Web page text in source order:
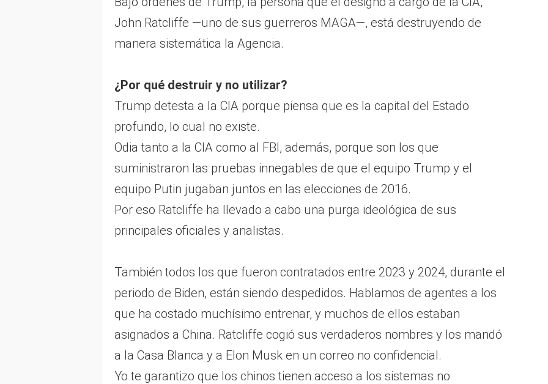
John Ratcliffe —uno de sus guerreros MAGA—, está destruyendo de
manera sistemática la Agencia.
¿Por qué destruir y no utilizar?
Trump detesta a la CIA porque piensa que es la capital del Estado
profundo, lo cual no existe.
Odia tanto a la CIA como al FBI, además, porque son los que
suministraron las pruebas innegables de que el equipo Trump y el
equipo Putin jugaban juntos en las elecciones de 2016.
Por eso Ratcliffe ha llevado a cabo una purga ideológica de sus
principales oficiales y analistas.
También todos los que fueron contratados entre 2023 y 2024, durante el
periodo de Biden, están siendo despedidos. Hablamos de agentes a los
que ha costado muchísimo entrenar, y muchos de ellos estaban
asignados a China. Ratcliffe cogió sus verdaderos nombres y los mandó
a la Casa Blanca y a Elon Musk en un correo no confidencial.
Yo te garantizo que los chinos tienen acceso a los sistemas no